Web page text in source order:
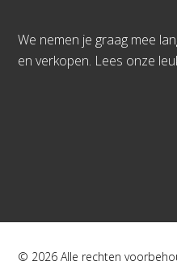
We nemen je graag mee
en verkopen. Lees onze
© 2026 Alle rechten